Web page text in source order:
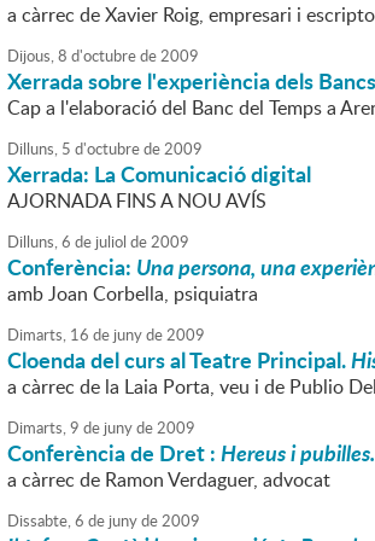
a càrrec de Xavier Roig, empresari i
Dijous,8 d'octubrede2009
Xerrada sobre l'experiència dels
Cap a l'elaboració del Banc del Temps a
Dilluns, 5 d'octubrede2009
Xerrada: La Comunicació digital
AJORNADA FINS A NOU AVÍS
Dilluns,6 de juliol de2009
Conferència: Una persona, una
amb Joan Corbella, psiquiatra
Dimarts, 16 de junyde2009
Cloenda del curs al Teatre Principal.
a càrrec de la Laia Porta, veu i de Publio
Dimarts,9 de junyde2009
Conferència de Dret :Hereus i
a càrrec de Ramon Verdaguer, advocat
Dissabte,6 de junyde2009